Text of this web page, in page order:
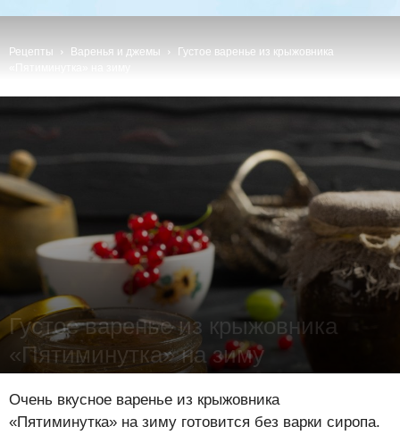
Рецепты Варенья и джемы
Густое варенье из крыжовника
Густое варенье из крыжовника
«Пятиминутка» на зиму
Очень вкусное варенье из крыжовника
«Пятиминутка» на зиму готовится без варки сиропа.